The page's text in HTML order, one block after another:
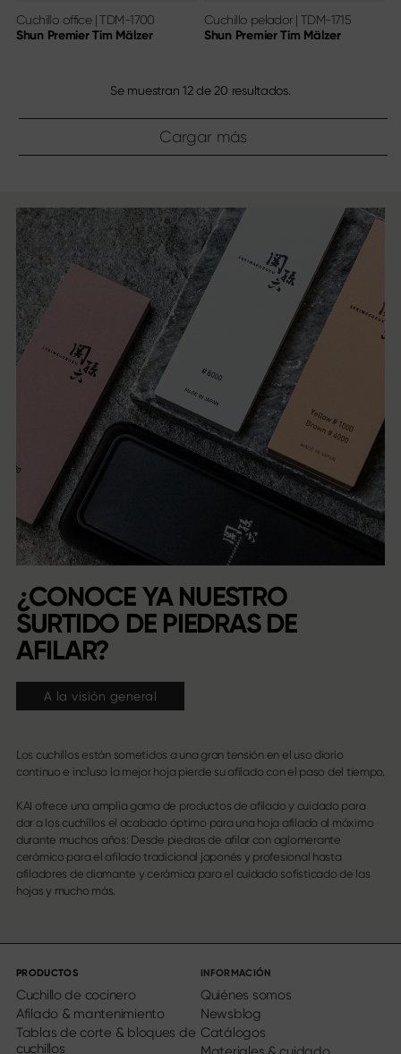
Cuchillo office|TDM-1700
Shun Premier Tim Mälzer
Cuchillo pelador| TDM-1715
Shun Premier Tim Mälzer
Se muestran12de 20 resultados.
Cargar más
¿CONOCE YA NUESTRO
SURTIDO DE PIEDRAS DE
AFILAR?
A la visión general
Los cuchillos están sometidos a una gran tensión en el uso diario
continuo e incluso la mejor hoja pierde su afilado con el paso del tiempo.
KAI ofrece una amplia gama de productos de afilado y cuidado para
dar a los cuchillos el acabado óptimo para una hoja afilada al máximo
durante muchos años: Desde piedras de afilar con aglomerante
cerámico para el afilado tradicional japonés y profesional hasta
afiladores de diamante y cerámica para el cuidado sofisticado de las
hojas y mucho más.
PRODUCTOS
Cuchillo de cocinero
Afilado & mantenimiento
Tablas de corte & bloques de
cuchillos
INFORMACIÓN
Quiénes somos
Newsblog
Catálogos